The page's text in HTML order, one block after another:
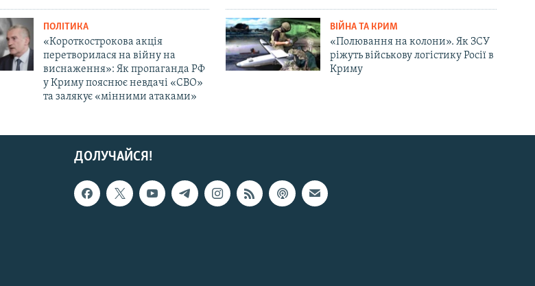
ПОЛІТИКА
«Короткострокова акція
перетворилася на війну на
виснаження»: Як пропаганда РФ
у Криму пояснює невдачі «СВО»
та залякує «мінними атаками»
ВІЙНА ТА КРИМ
«Полювання на колони». Як ЗСУ
ріжуть військову логістику Росії в
Криму
ДОЛУЧАЙСЯ!